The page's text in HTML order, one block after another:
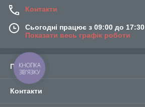
Контакти
Сьогодні працює з 09:00 до 17:30
Показати весь графік роботи
Про нас
Контакти
КНОПКА
ЗВ'ЯЗКУ